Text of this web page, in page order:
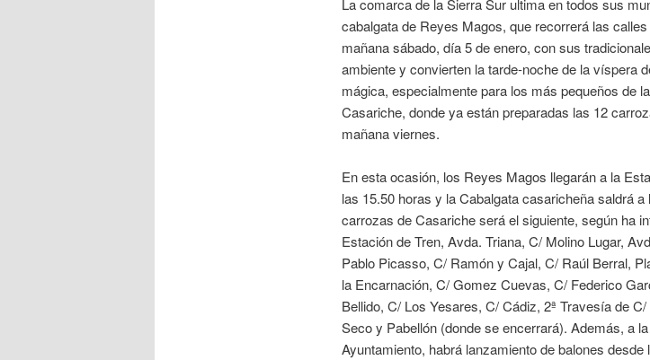
La comarca de la Sierra Sur ultima en todos sus
cabalgata de Reyes Magos, que recorrerá las
mañana sábado, día 5 de enero, con sus
ambiente y convierten la tarde-noche de la víspera
mágica, especialmente para los más pequeños de
Casariche, donde ya están preparadas las 12
mañana viernes.
En esta ocasión, los Reyes Magos llegarán a la
las 15.50 horas y la Cabalgata casaricheña saldrá
carrozas de Casariche será el siguiente, según ha
Estación de Tren, Avda. Triana, C/ Molino Lugar,
Pablo Picasso, C/ Ramón y Cajal, C/ Raúl Berral,
la Encarnación, C/ Gomez Cuevas, C/ Federico
Bellido, C/ Los Yesares, C/ Cádiz, 2ª Travesía de
Seco y Pabellón (donde se encerrará). Además, a
Ayuntamiento, habrá lanzamiento de balones